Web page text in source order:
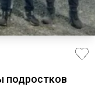
подростков